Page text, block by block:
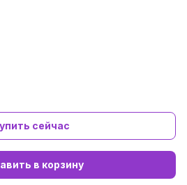
сейчас
в корзину